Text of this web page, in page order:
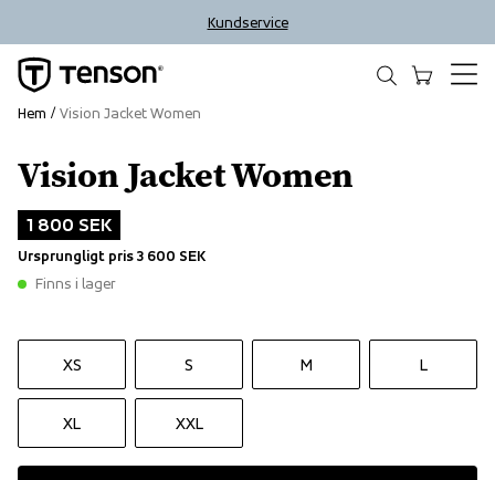
Kundservice
Vision Jacket Women
1 800 SEK
Ursprungligt pris3 600 SEK
Finns i lager
XS S M L
XL XXL
Hem Vision Jacket Women
Outlet